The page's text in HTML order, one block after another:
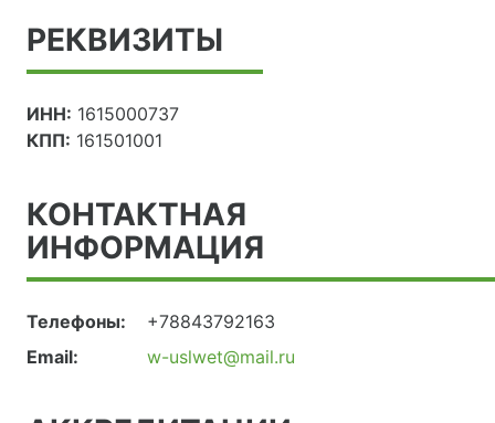
РЕКВИЗИТЫ
ИНН: 1615000737
КПП: 161501001
КОНТАКТНАЯ
ИНФОРМАЦИЯ
Телефоны:
+78843792163
Email:
w-uslwet@mail.ru